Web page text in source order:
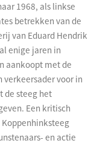
1968, als linkse
betrekken van de
van Eduard Hendrik
enige jaren in
aankoopt met de
verkeersader voor in
de steeg het
Een kritisch
en actie